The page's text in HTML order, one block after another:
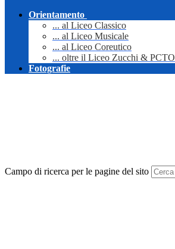
Orientamento
... al Liceo Classico
... al Liceo Musicale
... al Liceo Coreutico
... oltre il Liceo Zucchi & PCTO
Fotografie
Campo di ricerca per le pagine del sito